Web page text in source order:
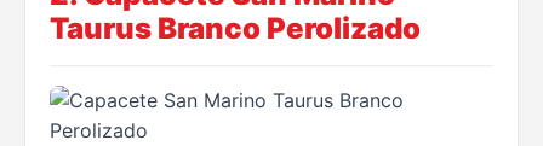
Taurus Branco Perolizado